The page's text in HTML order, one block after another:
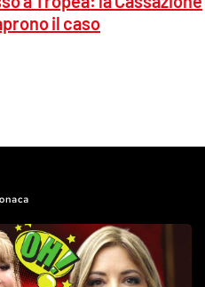
il caso